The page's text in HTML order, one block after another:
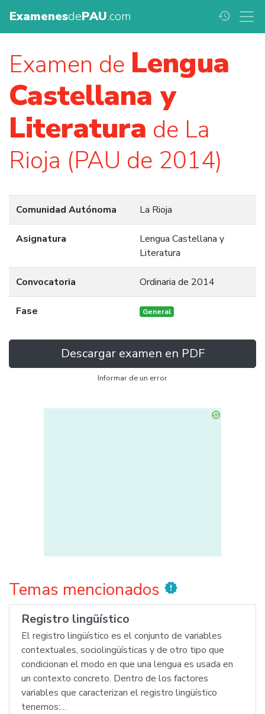
ExamenesdePAU.com history
Examen de Lengua
Castellana y
Literatura de La
Rioja (PAU de 2014)
Comunidad Autónoma La Rioja
Asignatura
Lengua Castellana y
Literatura
Convocatoria Ordinaria de 2014
Fase General
Descargar examen en PDF
Informar de un error
Temas mencionados new_releases
Registro lingüístico
El registro lingüístico es el conjunto de variables
contextuales, sociolingüísticas y de otro tipo que
condicionan el modo en que una lengua es usada en
un contexto concreto. Dentro de los factores
variables que caracterizan el registro lingüístico
tenemos:…